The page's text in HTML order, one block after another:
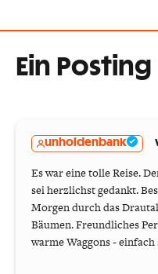
Ein Posting
unholdenbank
Es war eine tolle Reise.
sei herzlichst gedankt.
Morgen durch das
Bäumen. Freundliches
warme Waggons - einfach